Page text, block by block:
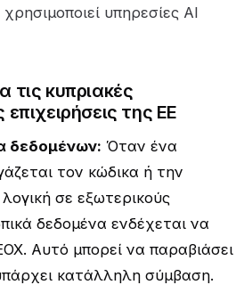
υπηρεσίες AI
τις κυπριακές
επιχειρήσεις της ΕΕ
δεδομένων: Όταν ένα
τον κώδικα ή την
σε εξωτερικούς
δεδομένα ενδέχεται να
Αυτό μπορεί να παραβιάσει
κατάλληλη σύμβαση.